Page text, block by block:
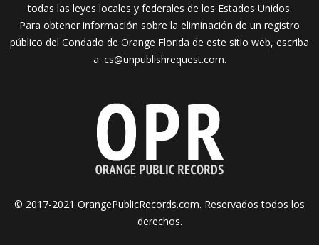
todas las leyes locales y federales de los Estados Unidos.
Para obtener información sobre la eliminación de un registro
público del Condado de Orange Florida de este sitio web, escriba
a: cs@unpublishrequest.com.
© 2017-2021 OrangePublicRecords.com. Reservados todos los
derechos.